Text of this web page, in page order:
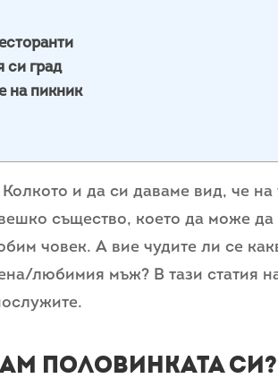
си град
на пикник
и да си даваме вид, че на
същество, което да може да
човек. А вие чудите ли се
любимия мъж? В тази статия
половинката си?